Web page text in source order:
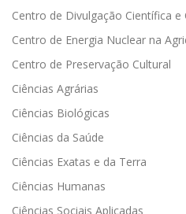
Centro de Divulgação Científica e
Centro de Energia Nuclear na
Centro de Preservação Cultural
Ciências Agrárias
Ciências Biológicas
Ciências da Saúde
Ciências Exatas e da Terra
Ciências Humanas
Ciências Sociais Aplicadas